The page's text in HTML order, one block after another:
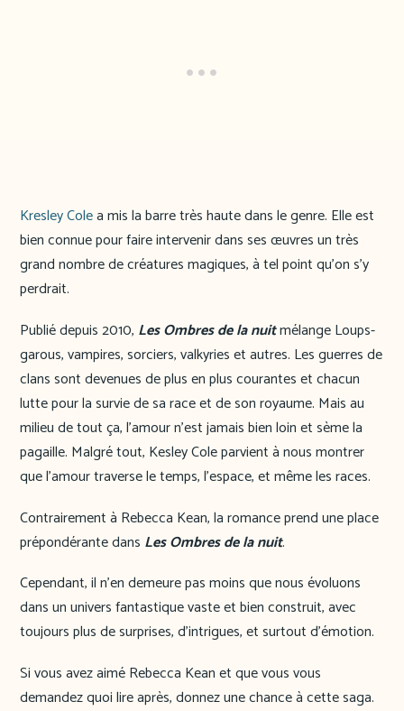
Kresley Colea mis la barre très haute dans le genre. Elle est
bien connue pour faire intervenir dans ses œuvres un très
grand nombre de créatures magiques, à tel point qu’on s’y
perdrait.
Publié depuis 2010, Les Ombres de la nuitmélange Loups-
garous, vampires, sorciers, valkyries et autres. Les guerres de
clans sont devenues de plus en plus courantes et chacun
lutte pour la survie de sa race et de son royaume. Mais au
milieu de tout ça, l’amour n’est jamais bien loin et sème la
pagaille. Malgré tout, Kesley Cole parvient à nous montrer
que l’amour traverse le temps, l’espace, et même les races.
Contrairement à Rebecca Kean, la romance prend une place
prépondérante dans Les Ombres de la nuit.
Cependant, il n’en demeure pas moins que nous évoluons
dans un univers fantastique vaste et bien construit, avec
toujours plus de surprises, d’intrigues, et surtout d’émotion.
Si vous avez aimé Rebecca Kean et que vous vous
demandez quoi lire après, donnez une chance à cette saga.